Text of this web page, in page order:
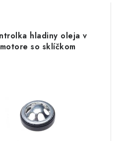
hladiny oleja v
motore so sklíčkom